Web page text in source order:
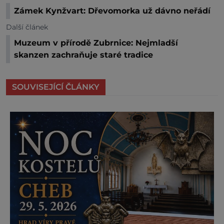
Zámek Kynžvart: Dřevomorka už dávno neřádí
Další článek
Muzeum v přírodě Zubrnice: Nejmladší
skanzen zachraňuje staré tradice
SOUVISEJÍCÍ ČLÁNKY